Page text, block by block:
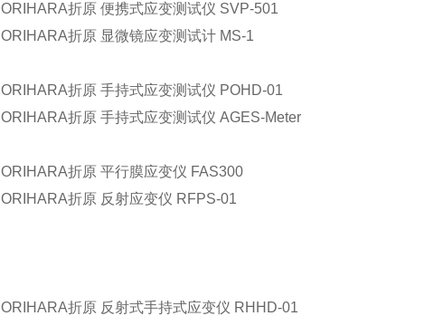
ORIHARA折原 便携式应变测试仪 SVP-501
ORIHARA折原 显微镜应变测试计 MS-1
ORIHARA折原 手持式应变测试仪 POHD-01
ORIHARA折原 手持式应变测试仪 AGES-Meter
ORIHARA折原 平行膜应变仪 FAS300
ORIHARA折原 反射应变仪 RFPS-01
ORIHARA折原 反射式手持式应变仪 RHHD-01